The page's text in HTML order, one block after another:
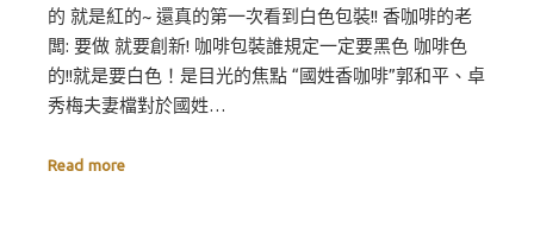
的 就是紅的~ 還真的第一次看到白色包裝!! 香咖啡的老
闆: 要做 就要創新! 咖啡包裝誰規定一定要黑色 咖啡色
的!!就是要白色！是目光的焦點 “國姓香咖啡”郭和平、卓
秀梅夫妻檔對於國姓…
Read more